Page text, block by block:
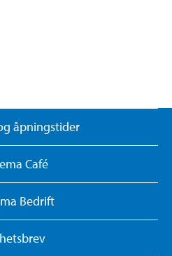
åpningstider
Café
Bedrift